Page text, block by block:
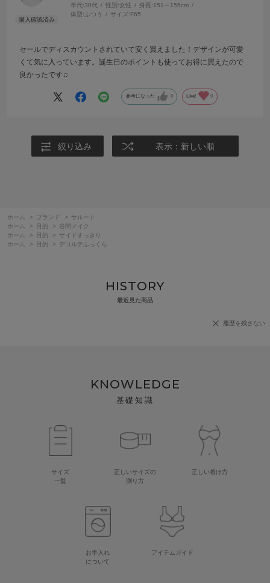
年代:30代 性別:女性 身長:151～155cm
体型: ふつう サイズ:F65
セールでディスカウントされていて安く買えました！デザインが可愛
くて気に入っています。誕生日のポイントも使ってお得に買えたので
良かったです♫
参考になった 0 Like! 0
絞り込み 表示：新しい順
ホーム > ブランド >
サルート
ホーム
> 目的 >
谷間メイク
ホーム
> 目的 >
サイドすっきり
ホーム
> 目的 > デコルテふっくら
HISTORY
最近見た商品
履歴を残さない
KNOWLEDGE
基礎知識
サイズ
一覧
正しいサイズの
測り方
正しい着け方
お手入れ
について
アイテムガイド